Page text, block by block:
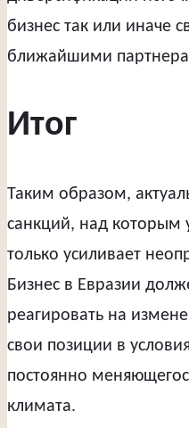
бизнес так или иначе
ближайшими
Итог
Таким образом,
санкций, над которым
только усиливает
Бизнес в Евразии
реагировать на
свои позиции в
постоянно
климата.